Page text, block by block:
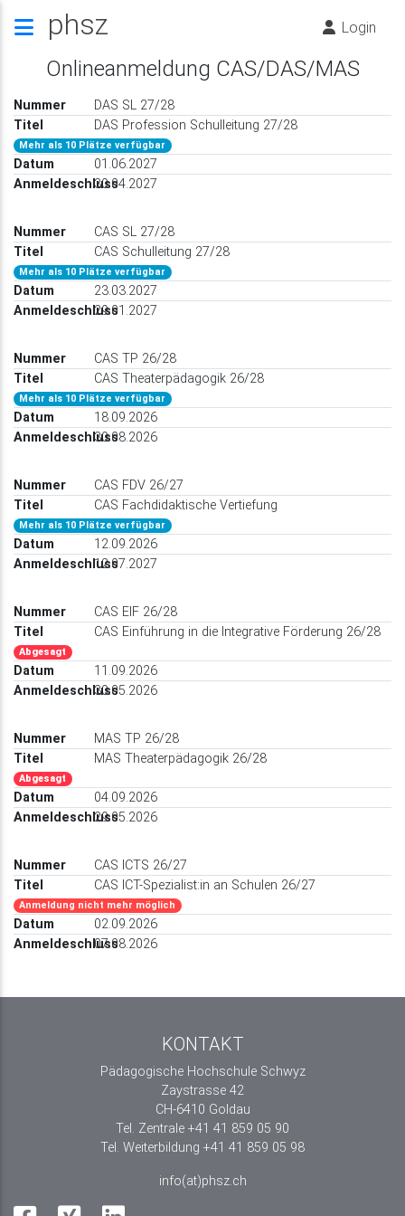
phsz Login
Onlineanmeldung CAS/DAS/MAS
DAS SL 27/28
DAS Profession Schulleitung 27/28
Mehr als 10 Plätze verfügbar
01.06.2027
30.04.2027
CAS SL 27/28
CAS Schulleitung 27/28
Mehr als 10 Plätze verfügbar
23.03.2027
29.01.2027
CAS TP 26/28
CAS Theaterpädagogik 26/28
Mehr als 10 Plätze verfügbar
18.09.2026
30.08.2026
CAS FDV 26/27
CAS Fachdidaktische Vertiefung
Mehr als 10 Plätze verfügbar
12.09.2026
12.07.2027
CAS EIF 26/28
CAS Einführung in die Integrative Förderung 26/28
Abgesagt
11.09.2026
30.05.2026
MAS TP 26/28
MAS Theaterpädagogik 26/28
Abgesagt
04.09.2026
29.05.2026
CAS ICTS 26/27
CAS ICT-Spezialist:in an Schulen 26/27
Anmeldung nicht mehr möglich
02.09.2026
07.08.2026
KONTAKT
Pädagogische Hochschule Schwyz
Zaystrasse 42
CH-6410 Goldau
Tel. Zentrale +41 41 859 05 90
Tel. Weiterbildung +41 41 859 05 98
info(at)phsz.ch